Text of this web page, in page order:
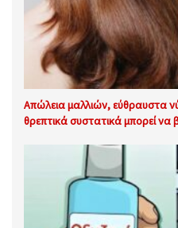
Απώλεια μαλλιών, εύθραυστα
θρεπτικά συστατικά μπορεί